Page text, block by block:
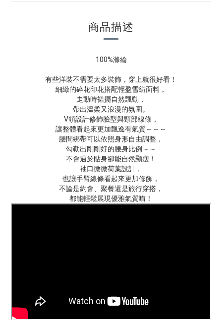
商品描述
100%滌綸
有些洋裝不需要太多裝飾，穿上就很好看！
細緻的碎花印花搭配輕盈雪紡面料，
走動時裙擺自然飄動，
帶出溫柔又浪漫的氛圍。
V領設計修飾臉型與頸部線條，
讓整體看起來更加飄逸有氣質～～～
腰間綁帶可以依照身形自由調整，
勾勒出剛剛好的腰身比例～～
不會過於貼身卻能自然顯瘦！
袖口微微荷葉設計，
也讓手臂線條看起來更加修飾，
不論是約會、聚餐還是旅行穿搭，
都能輕鬆展現優雅氣質唷！